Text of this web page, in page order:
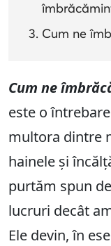
Cum ne
Cum ne
este o
multora dintre
hainele și
purtăm spun
lucruri decât
Ele devin, în